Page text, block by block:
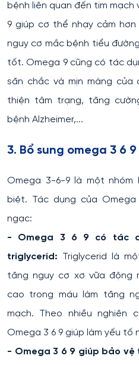
bệnh liên quan đến tim mạch
9 giúp cơ thể nhạy cảm hơn
nguy cơ mắc bệnh tiểu
tốt. Omega 9 cũng có tác
săn chắc và mịn màng của
thiện tâm trạng, tăng
bệnh Alzheimer,...
3. Bổ sung omega 3 6
Omega 3-6-9 là một
biệt. Tác dụng của
ngạc:
- Omega 3 6 9 có tác
triglycerid: Triglycerid là
tăng nguy cơ xơ vữa động
cao trong máu làm tăng
mạch. Theo nhiều nghiên
Omega 3 6 9 giúp làm yếu tố
- Omega 3 6 9 giúp bảo vệ